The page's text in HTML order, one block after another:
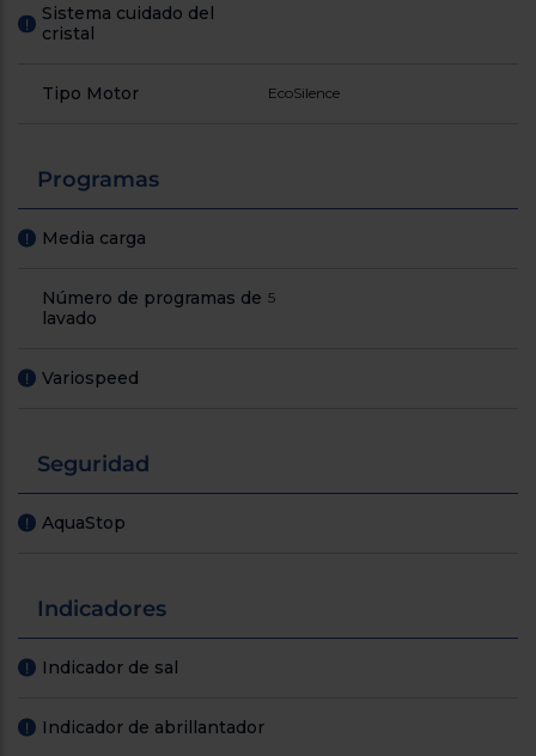
!
Sistema cuidado del
cristal
Tipo Motor EcoSilence
Programas
! Media carga
Número de programas de
lavado
5
! Variospeed
Seguridad
! AquaStop
Indicadores
! Indicador de sal
! Indicador de abrillantador